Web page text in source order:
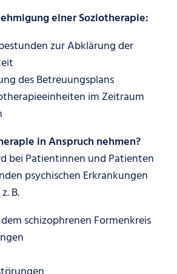
einer Soziotherapie:
zur Abklärung der
des Betreuungsplans
im Zeitraum
in Anspruch nehmen?
bei Patientinnen und Patienten
psychischen Erkrankungen
B.
schizophrenen Formenkreis